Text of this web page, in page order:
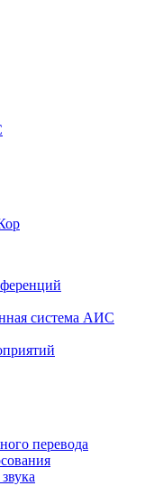
система АИС
перевода